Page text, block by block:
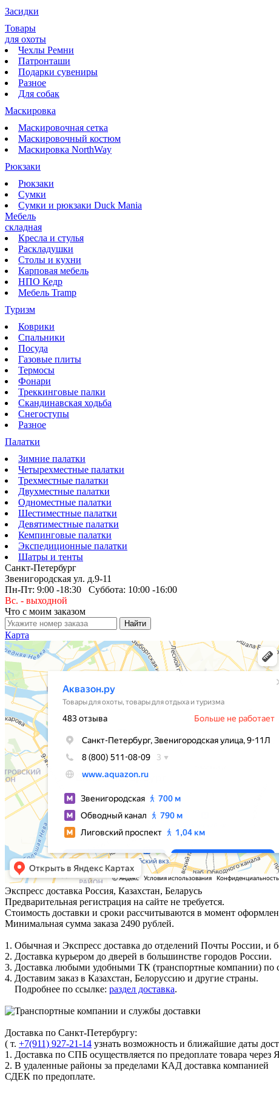
Засидки
Товары
для охоты
Чехлы Ремни
Патронташи
Подарки сувениры
Разное
Для собак
Маскировка
Маскировочная сетка
Маскировочный костюм
Маскировка NorthWay
Рюкзаки
Рюкзаки
Сумки
Сумки и рюкзаки Duck Mania
Мебель
складная
Кресла и стулья
Раскладушки
Столы и кухни
Карповая мебель
НПО Кедр
Мебель Tramp
Туризм
Коврики
Спальники
Посуда
Газовые плиты
Термосы
Фонари
Треккинговые палки
Скандинавская ходьба
Снегоступы
Разное
Палатки
Зимние палатки
Четырехместные палатки
Трехместные палатки
Двухместные палатки
Одноместные палатки
Шестиместные палатки
Девятиместные палатки
Кемпинговые палатки
Экспедиционные палатки
Шатры и тенты
Санкт-Петербург
Звенигородская ул. д.9-11
Пн-Пт: 9:00 -18:30 Суббота: 10:00 -16:00
Вс. - выходной
Что с моим заказом
Карта
Экспресс доставка Россия, Казахстан, Беларусь
Предварительная регистрация на сайте не требуется.
Стоимость доставки и сроки рассчитываются в момент
Минимальная сумма заказа 2490 рублей.
1. Обычная и Экспресс доставка до отделений Почты России, и
2. Доставка курьером до дверей в большинстве городов России.
3. Доставка любыми удобными ТК (транспортные компании) по
4. Доставим заказ в Казахстан, Белоруссию и другие страны.
Подробнее по ссылке: раздел доставка.
Доставка по Санкт-Петербургу:
( т. +7(911) 927-21-14 узнать возможность и ближайшие даты
1. Доставка по СПБ осуществляется по предоплате товара через
2. В удаленные районы за пределами КАД доставка компанией
СДЕК по предоплате.